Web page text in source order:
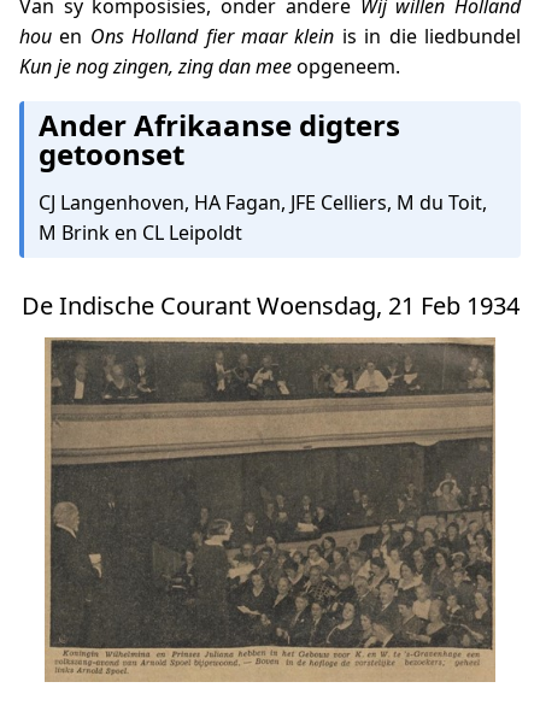
Van sy komposisies, onder andere Wij willen Holland
hou en Ons Holland fier maar klein is in die liedbundel
Kun je nog zingen, zing dan meeopgeneem.
Ander Afrikaanse digters
getoonset
CJ Langenhoven, HA Fagan, JFE Celliers, M du Toit,
M Brink en CL Leipoldt
De Indische Courant Woensdag, 21 Feb 1934